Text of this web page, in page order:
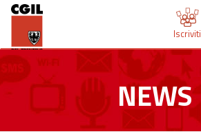
Iscriviti
NEWS